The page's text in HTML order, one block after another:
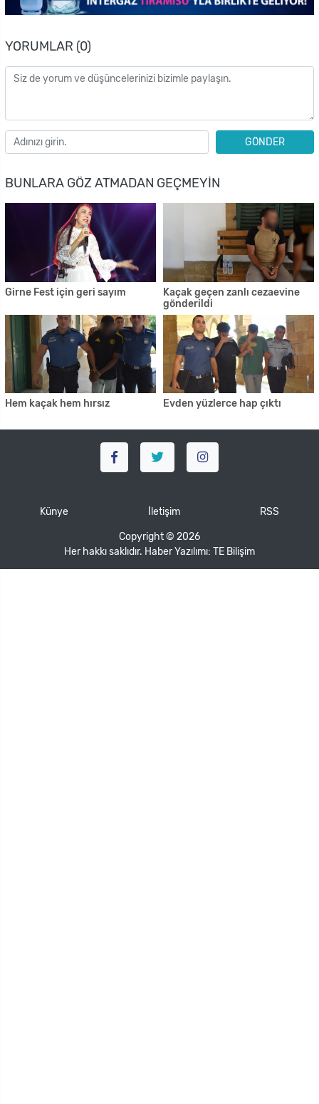
YORUMLAR (0)
GÖNDER
BUNLARA GÖZ ATMADAN GEÇMEYIN
Girne Fest için geri sayım
Kaçak geçen zanlı cezaevine
gönderildi
Hem kaçak hem hırsız Evden yüzlerce hap çıktı
Künye İletişim RSS
Copyright © 2026
Her hakkı saklıdır. Haber Yazılımı: TE Bilişim